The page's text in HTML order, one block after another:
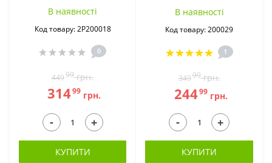
В наявностi
Код товару: 2Р200018
0
44999грн.
31499 грн.
- +
КУПИТИ
В наявностi
Код товару: 200029
1
34999грн.
24499грн.
- +
КУПИТИ